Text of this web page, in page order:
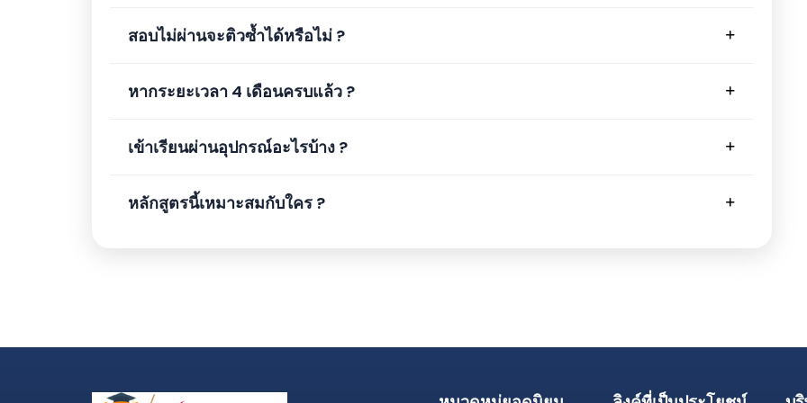
สอบไม่ผ่านจะติวซ้ำได้หรือไม่ ?
หากระยะเวลา 4 เดือนครบแล้ว ?
เข้าเรียนผ่านอุปกรณ์อะไรบ้าง ?
หลักสูตรนี้เหมาะสมกับใคร ?